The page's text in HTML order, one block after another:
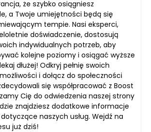
że szybko osiągniesz
a Twoje umiejętności będą się
tempie. Nasi eksperci,
doświadczenie, dostosują
indywidualnych potrzeb, aby
kolejne poziomy i osiągać wyższe
dłużej! Odkryj pełnię swoich
i dołącz do społeczności
się współpracować z Boost
Cię do odwiedzenia naszej strony
znajdziesz dodatkowe informacje
naszych usług. Wejdź na
już dziś!